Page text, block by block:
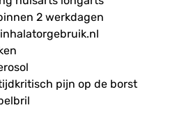
2 werkdagen
pijn op de borst